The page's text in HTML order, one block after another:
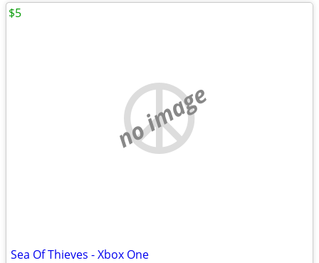
no image
Sea Of Thieves - Xbox One
$5